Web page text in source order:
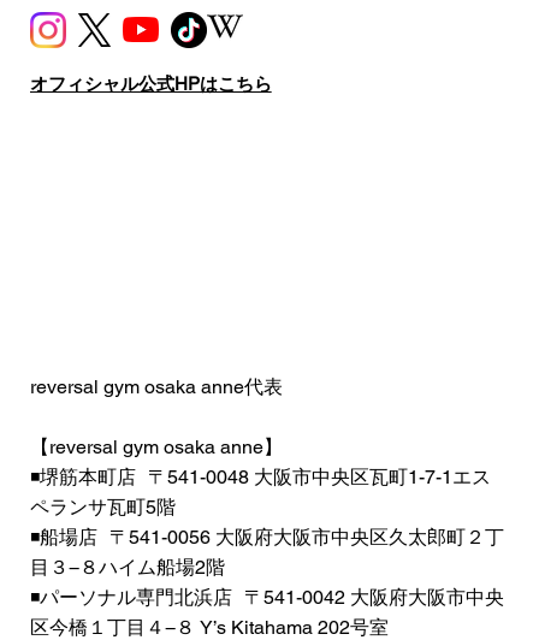
オフィシャル公式HPはこちら
reversal gym osaka anne代表
【reversal gym osaka anne】
◾️堺筋本町店 〒541-0048 大阪市中央区瓦町1-7-1エス
ペランサ瓦町5階
◾️船場店 〒541-0056 大阪府大阪市中央区久太郎町２丁
目３−８ハイム船場2階
◾️パーソナル専門北浜店 〒541-0042 大阪府大阪市中央
区今橋１丁目４−８ Y’s Kitahama 202号室